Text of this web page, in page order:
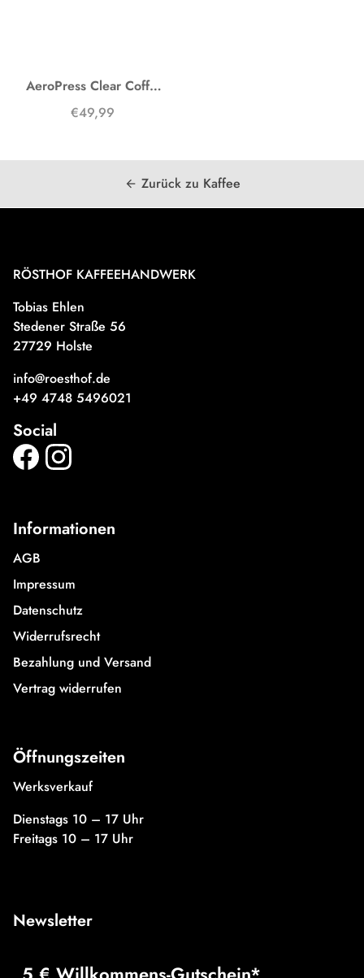
AeroPress Clear Coffee Maker
€49,99
arrow_back Zurück zu Kaffee
RÖSTHOF KAFFEEHANDWERK
Tobias Ehlen
Stedener Straße 56
27729 Holste
info@roesthof.de
+49 4748 5496021
Social
Informationen
AGB
Impressum
Datenschutz
Widerrufsrecht
Bezahlung und Versand
Vertrag widerrufen
Öffnungszeiten
Werksverkauf
Dienstags 10 – 17 Uhr
Freitags 10 – 17 Uhr
Newsletter